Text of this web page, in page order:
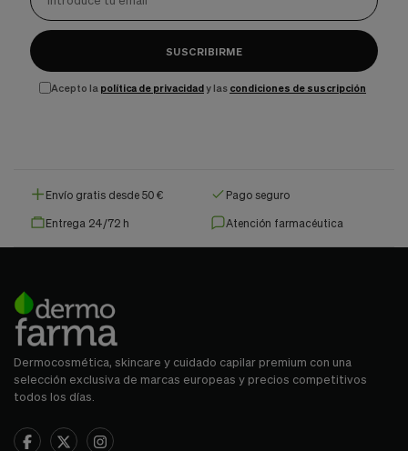
SUSCRIBIRME
Acepto la política de privacidady las condiciones de suscripción
Envío gratis desde 50 € Pago seguro
Entrega 24/72 h Atención farmacéutica
Dermocosmética, skincare y cuidado capilar premium con una
selección exclusiva de marcas europeas y precios competitivos
todos los días.